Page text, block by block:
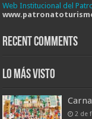
Web Institucional del
Recent Comments
Lo más visto
2 de